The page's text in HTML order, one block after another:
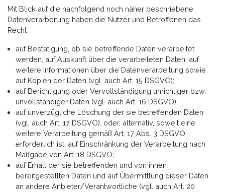
Mit Blick auf die nachfolgend noch näher beschriebene
Datenverarbeitung haben die Nutzer und Betroffenen das
Recht
auf Bestätigung, ob sie betreffende Daten verarbeitet
werden, auf Auskunft über die verarbeiteten Daten, auf
weitere Informationen über die Datenverarbeitung sowie
auf Kopien der Daten (vgl. auch Art. 15 DSGVO);
auf Berichtigung oder Vervollständigung unrichtiger bzw.
unvollständiger Daten (vgl. auch Art. 16 DSGVO);
auf unverzügliche Löschung der sie betreffenden Daten
(vgl. auch Art. 17 DSGVO), oder, alternativ, soweit eine
weitere Verarbeitung gemäß Art. 17 Abs. 3 DSGVO
erforderlich ist, auf Einschränkung der Verarbeitung nach
Maßgabe von Art. 18 DSGVO;
auf Erhalt der sie betreffenden und von ihnen
bereitgestellten Daten und auf Übermittlung dieser Daten
an andere Anbieter/Verantwortliche (vgl. auch Art. 20